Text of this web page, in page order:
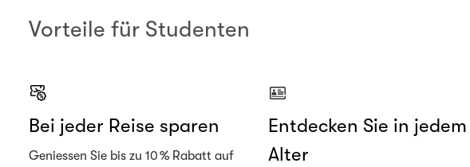
Vorteile für Studenten
Bei jeder Reise sparen
Geniessen Sie bis zu 10 % Rabatt auf
Entdecken Sie in jedem
Alter